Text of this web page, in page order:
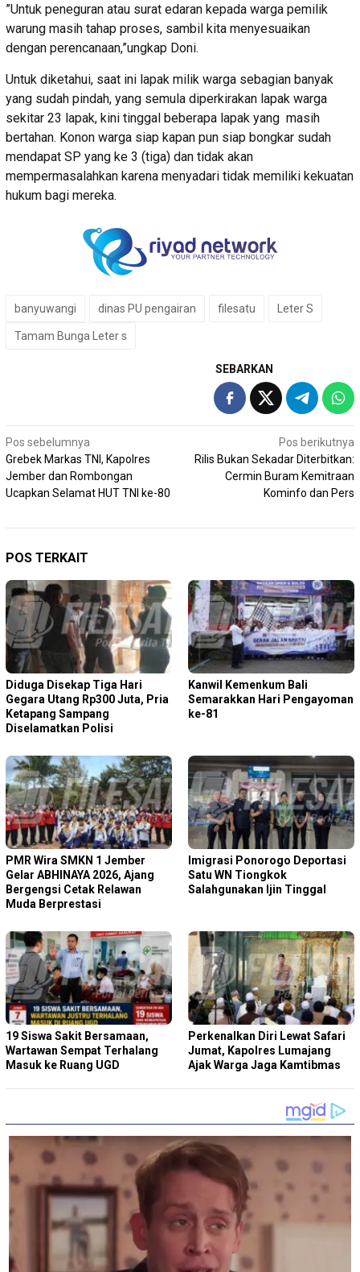
”Untuk peneguran atau surat edaran kepada warga pemilik
warung masih tahap proses, sambil kita menyesuaikan
dengan perencanaan,”ungkap Doni.
Untuk diketahui, saat ini lapak milik warga sebagian banyak
yang sudah pindah, yang semula diperkirakan lapak warga
sekitar 23 lapak, kini tinggal beberapa lapak yang masih
bertahan. Konon warga siap kapan pun siap bongkar sudah
mendapat SP yang ke 3 (tiga) dan tidak akan
mempermasalahkan karena menyadari tidak memiliki kekuatan
hukum bagi mereka.
banyuwangi dinas PU pengairan filesatu Leter S
Tamam Bunga Leter s
SEBARKAN
Navigasi
pos
Pos sebelumnya
Grebek Markas TNI, Kapolres
Jember dan Rombongan
Ucapkan Selamat HUT TNI ke-80
Pos berikutnya
Rilis Bukan Sekadar Diterbitkan:
Cermin Buram Kemitraan
Kominfo dan Pers
POS TERKAIT
Diduga Disekap Tiga Hari
Gegara Utang Rp300 Juta, Pria
Ketapang Sampang
Diselamatkan Polisi
Kanwil Kemenkum Bali
Semarakkan Hari Pengayoman
ke-81
PMR Wira SMKN 1 Jember
Gelar ABHINAYA 2026, Ajang
Bergengsi Cetak Relawan
Muda Berprestasi
Imigrasi Ponorogo Deportasi
Satu WN Tiongkok
Salahgunakan Ijin Tinggal
19 Siswa Sakit Bersamaan,
Wartawan Sempat Terhalang
Masuk ke Ruang UGD
Perkenalkan Diri Lewat Safari
Jumat, Kapolres Lumajang
Ajak Warga Jaga Kamtibmas